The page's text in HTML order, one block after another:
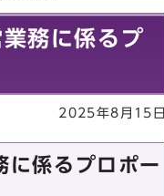
務に係るプ
2025年8月15日
に係るプロポー